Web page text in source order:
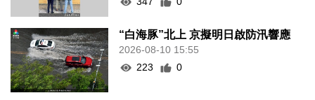
“白海豚”北上 京擬明日啟防汛響應
2026-08-10 15:55
223
0